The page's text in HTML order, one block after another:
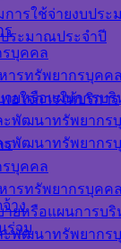
ร
บุคคล
ารทรัพยากรบุคคล
ายหรือแผนการบ
พัฒนาทรัพยากร
ะพัฒนาทรัพยากร
าง
ร่วม
ารใช้จ่ายงบประ
ระมาณประจำปี
อใจการให้บริการ
ร
บุคคล
ารทรัพยากรบุคคล
ายหรือแผนการบ
พัฒนาทรัพยากร